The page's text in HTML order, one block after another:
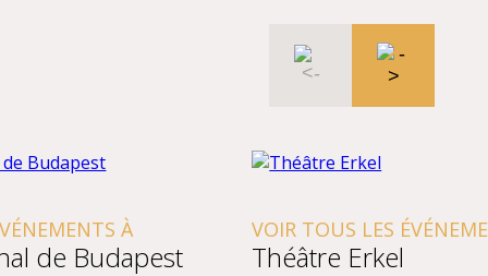
À
de Budapest
VOIR TOUS LES
Théâtre Erkel